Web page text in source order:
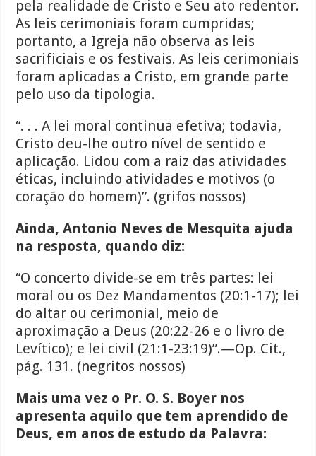
pela realidade de Cristo e Seu ato redentor.
As leis cerimoniais foram cumpridas;
portanto, a Igreja não observa as leis
sacrificiais e os festivais. As leis cerimoniais
foram aplicadas a Cristo, em grande parte
pelo uso da tipologia.
“. . . A lei moral continua efetiva; todavia,
Cristo deu-lhe outro nível de sentido e
aplicação. Lidou com a raiz das atividades
éticas, incluindo atividades e motivos (o
coração do homem)”. (grifos nossos)
Ainda, Antonio Neves de Mesquita ajuda
na resposta, quando diz:
“O concerto divide-se em três partes: lei
moral ou os Dez Mandamentos (20:1-17); lei
do altar ou cerimonial, meio de
aproximação a Deus (20:22-26 e o livro de
Levítico); e lei civil (21:1-23:19)”.—Op. Cit.,
pág. 131. (negritos nossos)
Mais uma vez o Pr. O. S. Boyer nos
apresenta aquilo que tem aprendido de
Deus, em anos de estudo da Palavra: